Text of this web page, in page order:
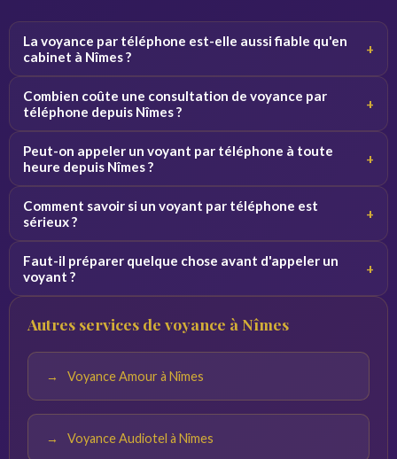
La voyance par téléphone est-elle aussi fiable qu'en
cabinet à Nîmes ?
+
Par téléphone, le voyant se concentre sur votre voix et
Combien coûte une consultation de voyance par
téléphone depuis Nîmes ?
+
voyant. Des premières minutes sont souvent offertes
Peut-on appeler un voyant par téléphone à toute
heure depuis Nîmes ?
+
pouvez appeler de jour comme de nuit depuis Nîmes et
Comment savoir si un voyant par téléphone est
sérieux ?
+
du voyant sur la plateforme. Profitez des minutes
Faut-il préparer quelque chose avant d'appeler un
voyant ?
+
calme. Plus vos questions sont précises, plus les réponses
Autres services de voyance à Nîmes
Voyance Amour à Nîmes
Voyance Audiotel à Nîmes